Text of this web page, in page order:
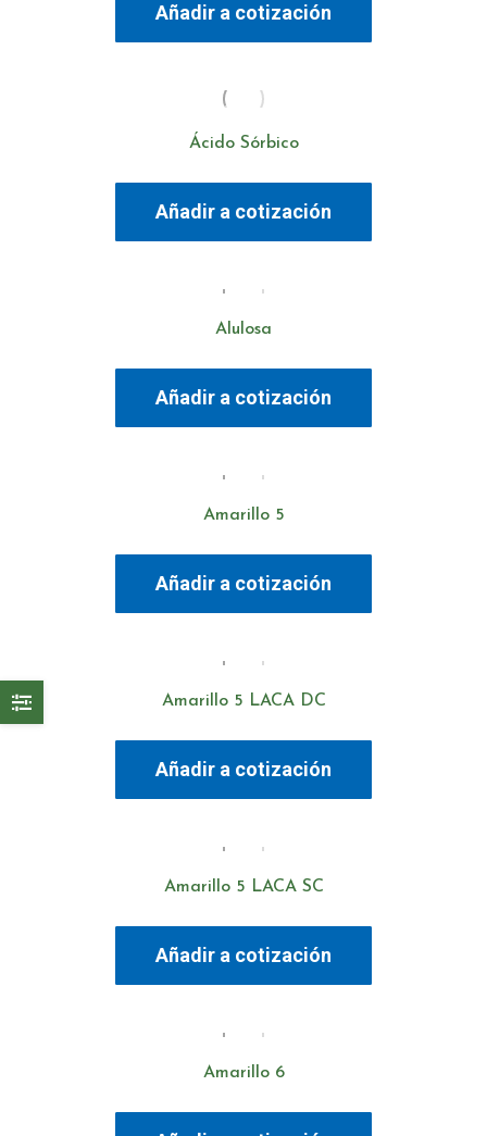
Añadir a cotización
Ácido Sórbico
Añadir a cotización
Alulosa
Añadir a cotización
Amarillo 5
Añadir a cotización
Amarillo 5 LACA DC
Añadir a cotización
Amarillo 5 LACA SC
Añadir a cotización
Amarillo 6